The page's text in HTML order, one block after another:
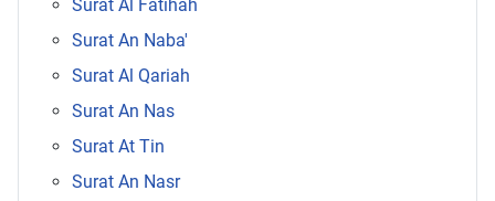
Surat Al Fatihah
Surat An Naba'
Surat Al Qariah
Surat An Nas
Surat At Tin
Surat An Nasr